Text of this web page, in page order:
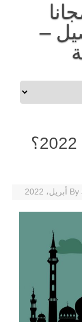
–
النهارده كام رمضان عام 2022؟
By